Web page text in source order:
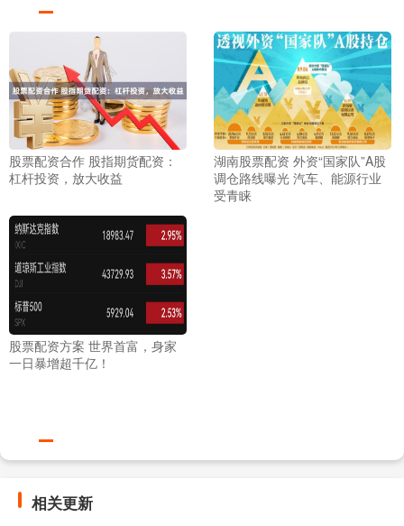
股票配资合作 股指期货配资：
杠杆投资，放大收益
湖南股票配资 外资“国家队”A股
调仓路线曝光 汽车、能源行业
受青睐
股票配资方案 世界首富，身家
一日暴增超千亿！
相关更新